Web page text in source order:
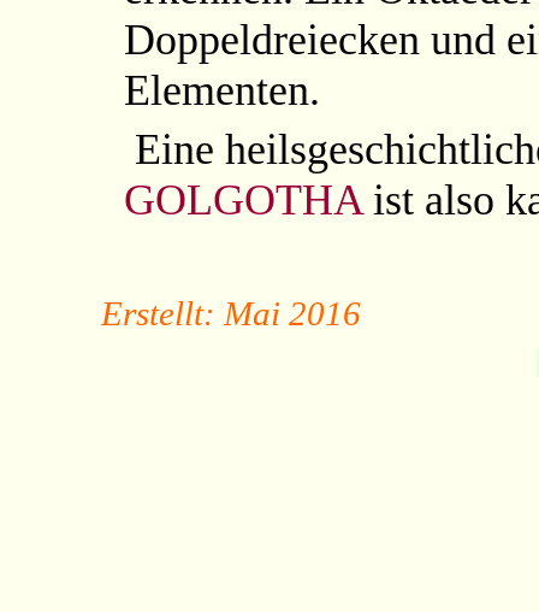
Doppeldreiecken und
Elementen.
Eine
GOLGOTHAist also
Erstellt: Mai 2016